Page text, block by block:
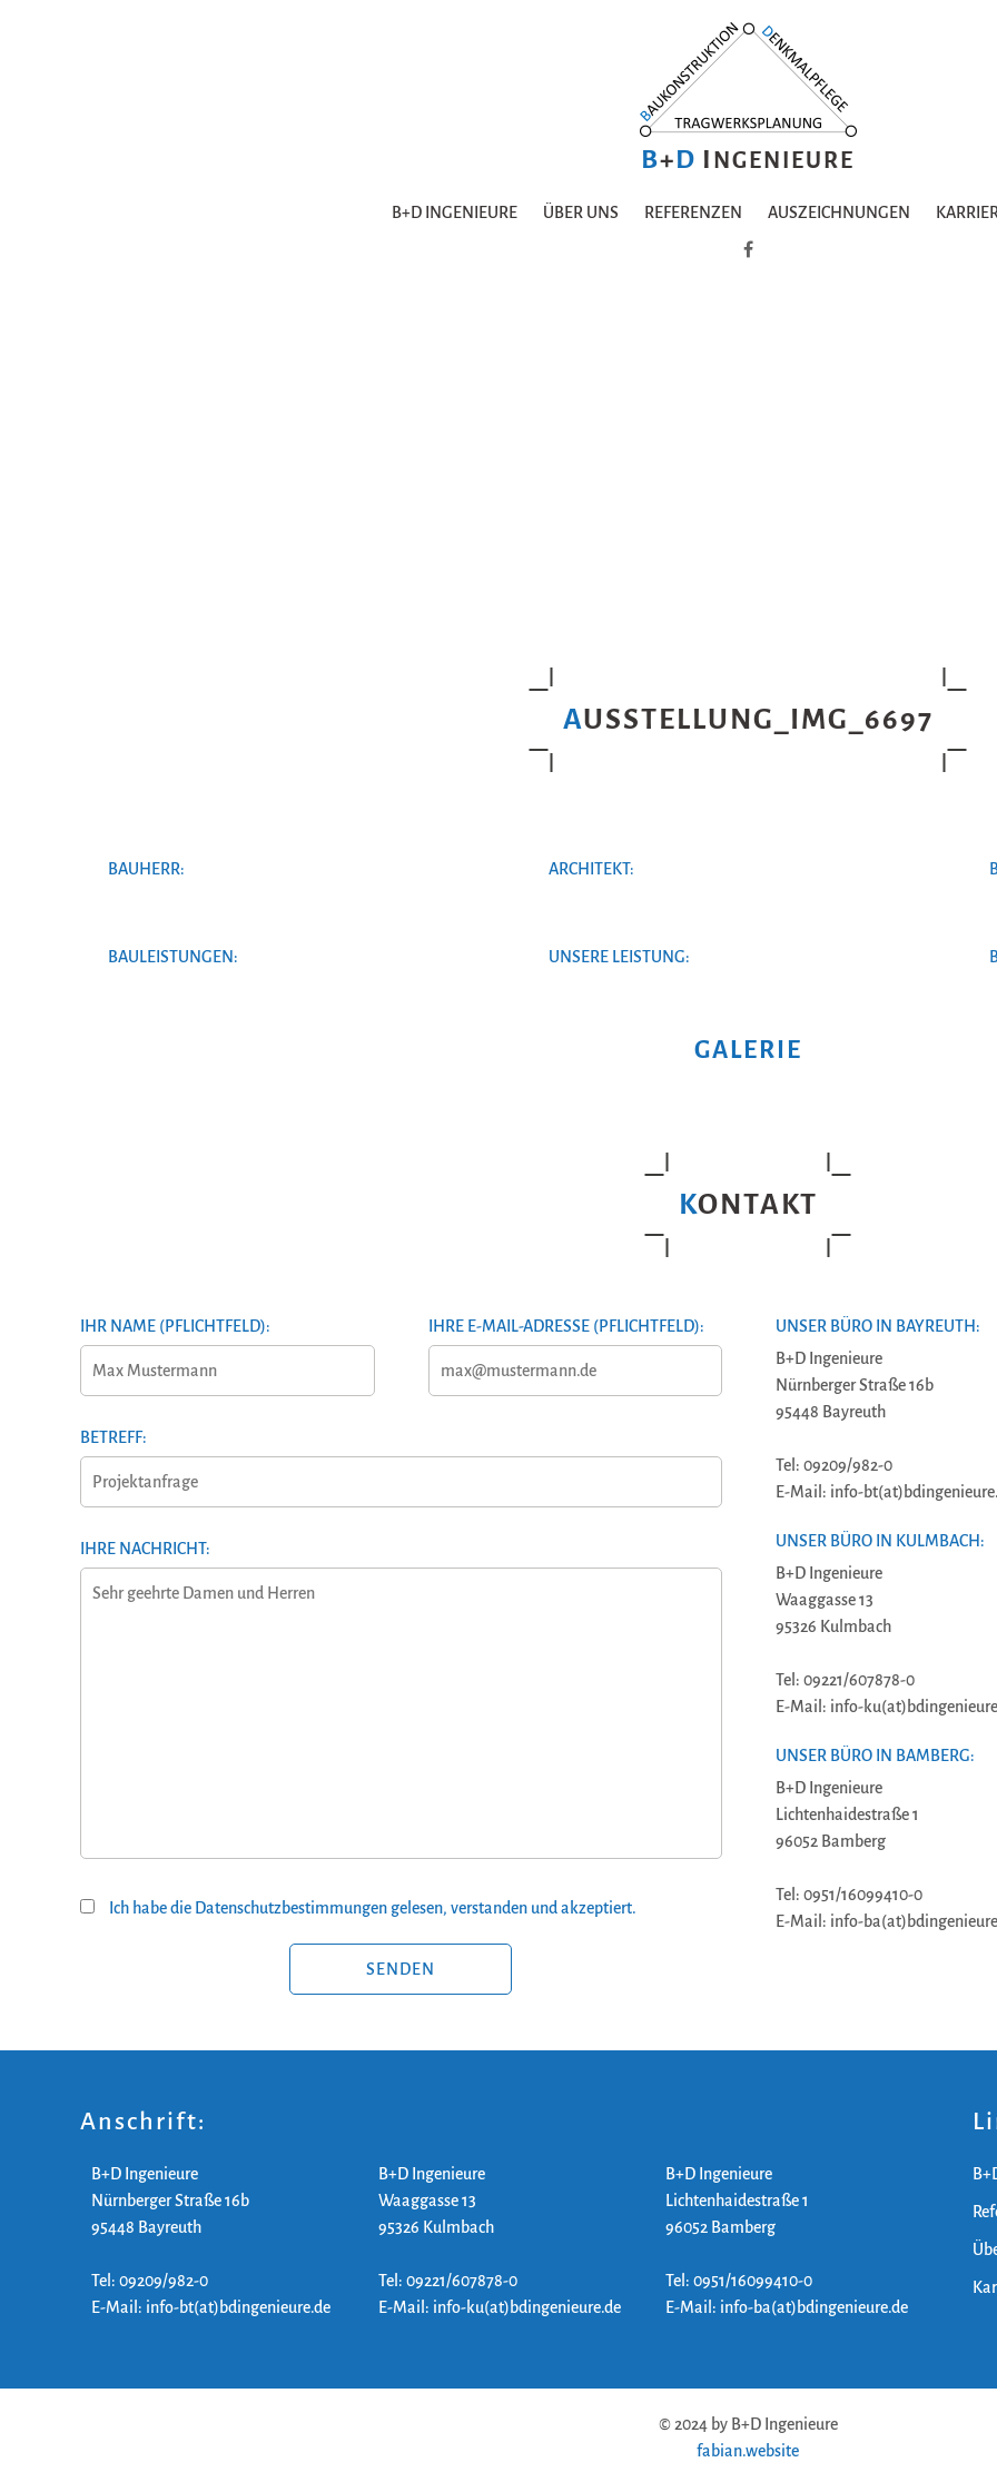
B+D I NGENIEURE
B+D INGENIEURE ÜBER UNS REFERENZEN AUSZEICHNUNGEN
AUSSTELLUNG_IMG_6697
BAUHERR: ARCHITEKT:
BAULEISTUNGEN: UNSERE LEISTUNG:
GALERIE
KONTAKT
IHR NAME (PFLICHTFELD): IHRE E-MAIL-ADRESSE (PFLICHTFELD):
BETREFF:
IHRE NACHRICHT:
Ich habe die Datenschutzbestimmungen gelesen, verstanden und akzeptiert.
UNSER BÜRO IN BAYREUTH:
B+D Ingenieure
Nürnberger Straße 16b
95448 Bayreuth
Tel: 09209/982-0
E-Mail: info-
UNSER BÜRO IN KULMBACH:
B+D Ingenieure
Waaggasse 13
95326 Kulmbach
Tel: 09221/607878-0
E-Mail: info-
UNSER BÜRO IN BAMBERG:
B+D Ingenieure
Lichtenhaidestraße 1
96052 Bamberg
Tel: 0951/16099410-0
E-Mail: info-
Anschrift:
B+D Ingenieure
Nürnberger Straße 16b
95448 Bayreuth
Tel: 09209/982-0
E-Mail: info-bt(at)bdingenieure.de
B+D Ingenieure
Waaggasse 13
95326 Kulmbach
Tel: 09221/607878-0
E-Mail: info-ku(at)bdingenieure.de
B+D Ingenieure
Lichtenhaidestraße 1
96052 Bamberg
Tel: 0951/16099410-0
E-Mail: info-ba(at)bdingenieure.de
© 2024 by B+D Ingenieure
fabian.website